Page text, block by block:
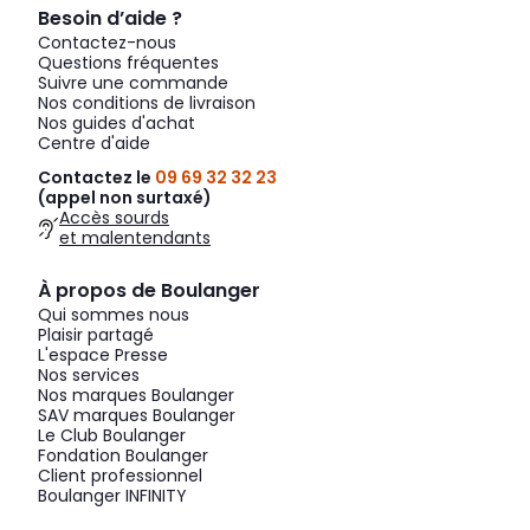
Besoin d’aide ?
Contactez-nous
Questions fréquentes
Suivre une commande
Nos conditions de livraison
Nos guides d'achat
Centre d'aide
Contactez le 09 69 32 32 23
(appel non surtaxé)
Accès sourds
et malentendants
À propos de Boulanger
Qui sommes nous
Plaisir partagé
L'espace Presse
Nos services
Nos marques Boulanger
SAV marques Boulanger
Le Club Boulanger
Fondation Boulanger
Client professionnel
Boulanger INFINITY